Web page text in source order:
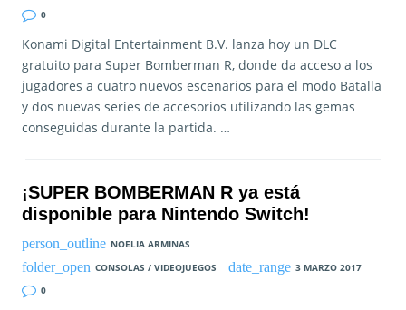
0
Konami Digital Entertainment B.V. lanza hoy un DLC
gratuito para Super Bomberman R, donde da acceso a los
jugadores a cuatro nuevos escenarios para el modo Batalla
y dos nuevas series de accesorios utilizando las gemas
conseguidas durante la partida. …
¡SUPER BOMBERMAN R ya está
disponible para Nintendo Switch!
NOELIA ARMINAS
CONSOLAS / VIDEOJUEGOS
3 MARZO 2017
0